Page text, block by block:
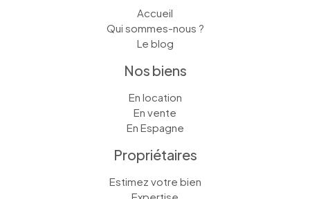
Accueil
Qui sommes-nous ?
Le blog
Nos biens
En location
En vente
En Espagne
Propriétaires
Estimez votre bien
Expertise